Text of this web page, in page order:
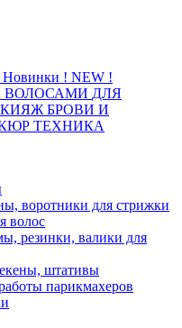
Новинки ! NEW !
ВОЛОСАМИ ДЛЯ
БРОВИ И
ТЕХНИКА
воротники для стрижки
волос
резинки, валики для
штативы
парикмахеров